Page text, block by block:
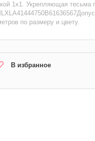
1x1. Укрепляющая тесьма
по размеру и цвету.
В избранное